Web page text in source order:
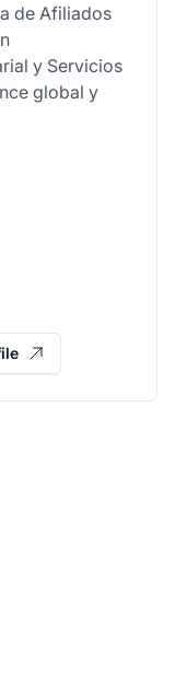
de Afiliados
y Servicios
global y